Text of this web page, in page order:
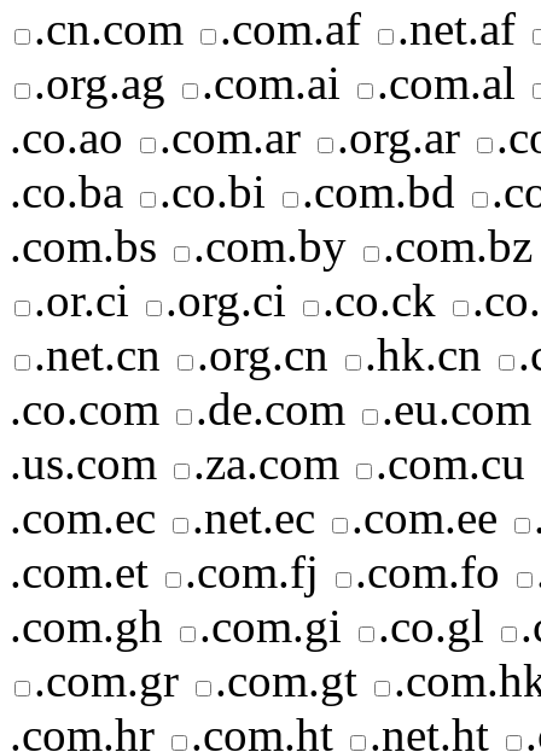
.cn.com .com.af
.net.af
.org.ag
.com.ai
.com.al
.co.ao
.com.ar .org.ar
.co.ba
.co.bi .com.bd
.com.bs
.com.by
.com.bz
.or.ci
.org.ci .co.ck
.net.cn
.org.cn .hk.cn
.co.com
.de.com
.eu.com
.us.com
.za.com
.com.cu
.com.ec
.net.ec .com.ee
.com.et
.com.fj .com.fo
.com.gh
.com.gi .co.gl
.com.gr
.com.gt
.com.hr
.com.ht .net.ht